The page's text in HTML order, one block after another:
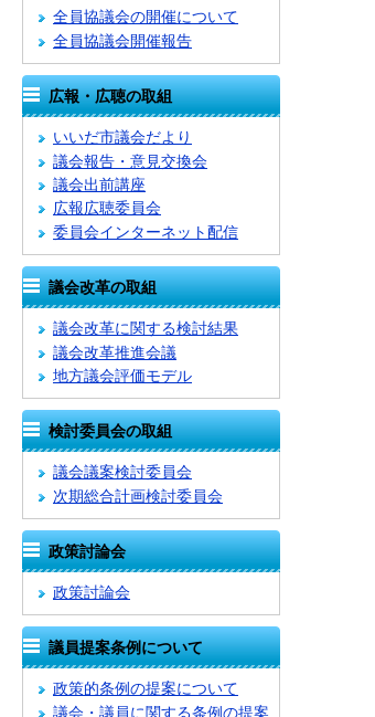
全員協議会の開催について
全員協議会開催報告
広報・広聴の取組
いいだ市議会だより
議会報告・意見交換会
議会出前講座
広報広聴委員会
委員会インターネット配信
議会改革の取組
議会改革に関する検討結果
議会改革推進会議
地方議会評価モデル
検討委員会の取組
議会議案検討委員会
次期総合計画検討委員会
政策討論会
政策討論会
議員提案条例について
政策的条例の提案について
議会・議員に関する条例の提案